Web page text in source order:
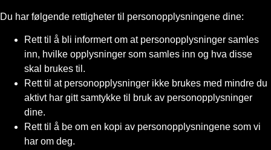
Du har følgende rettigheter til personopplysningene dine:
Rett til å bli informert om at personopplysninger samles
inn, hvilke opplysninger som samles inn og hva disse
skal brukes til.
Rett til at personopplysninger ikke brukes med mindre du
aktivt har gitt samtykke til bruk av personopplysninger
dine.
Rett til å be om en kopi av personopplysningene som vi
har om deg.